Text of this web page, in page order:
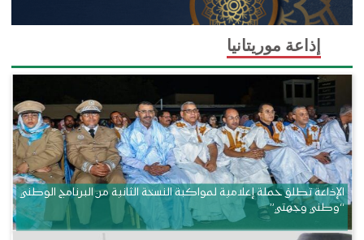
إذاعة موريتانيا
الإذاعة تطلق حملة إعلامية لمواكبة النسخة الثانية من البرنامج الوطني
“وطني وجهتي”